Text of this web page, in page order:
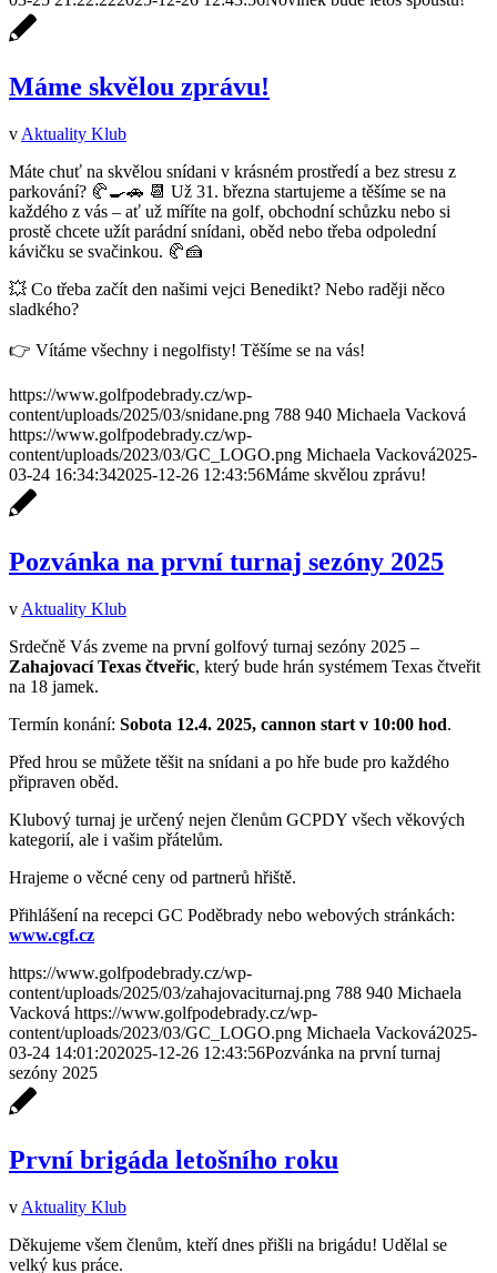
Máme skvělou zprávu!
v Aktuality Klub
Máte chuť na skvělou snídani v krásném prostředí a bez stresu z
parkování? 🥐🍳🚗 📆 Už 31. března startujeme a těšíme se na
každého z vás – ať už míříte na golf, obchodní schůzku nebo si
prostě chcete užít parádní snídani, oběd nebo třeba odpolední
kávičku se svačinkou. 🥐🍰
💥 Co třeba začít den našimi vejci Benedikt? Nebo raději něco
sladkého?
👉 Vítáme všechny i negolfisty! Těšíme se na vás!
https://www.golfpodebrady.cz/wp-
content/uploads/2025/03/snidane.png 788 940 Michaela Vacková
https://www.golfpodebrady.cz/wp-
content/uploads/2023/03/GC_LOGO.png Michaela Vacková2025-
03-24 16:34:342025-12-26 12:43:56Máme skvělou zprávu!
Pozvánka na první turnaj sezóny 2025
v Aktuality Klub
Srdečně Vás zveme na první golfový turnaj sezóny 2025 –
Zahajovací Texas čtveřic, který bude hrán systémem Texas čtveřit
na 18 jamek.
Termín konání: Sobota 12.4. 2025, cannon start v 10:00 hod.
Před hrou se můžete těšit na snídani a po hře bude pro každého
připraven oběd.
Klubový turnaj je určený nejen členům GCPDY všech věkových
kategorií, ale i vašim přátelům.
Hrajeme o věcné ceny od partnerů hřiště.
Přihlášení na recepci GC Poděbrady nebo webových stránkách:
www.cgf.cz
https://www.golfpodebrady.cz/wp-
content/uploads/2025/03/zahajovaciturnaj.png 788 940 Michaela
Vacková https://www.golfpodebrady.cz/wp-
content/uploads/2023/03/GC_LOGO.png Michaela Vacková2025-
03-24 14:01:202025-12-26 12:43:56Pozvánka na první turnaj
sezóny 2025
První brigáda letošního roku
v Aktuality Klub
Děkujeme všem členům, kteří dnes přišli na brigádu! Udělal se
velký kus práce.